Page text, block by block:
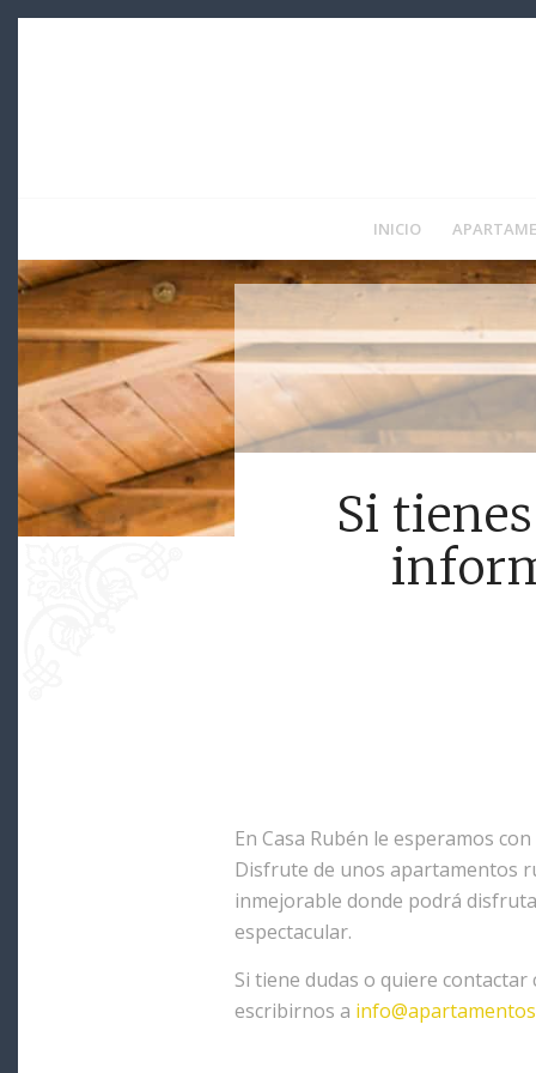
INICIO
Si
En Casa Rubén le esperamos
Disfrute de unos apartamentos
inmejorable donde podrá
espectacular.
Si tiene dudas o quiere
escribirnos a